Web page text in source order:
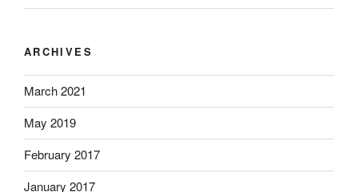
ARCHIVES
March 2021
May 2019
February 2017
January 2017